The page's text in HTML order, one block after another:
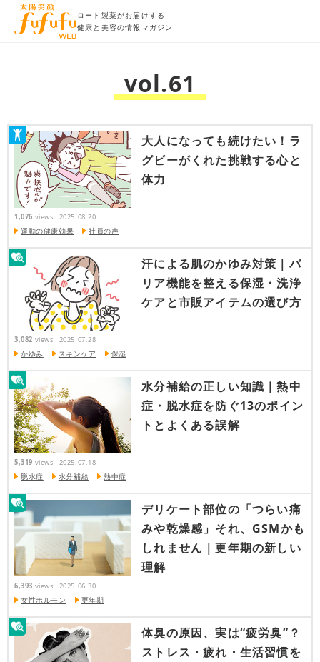
ロート製薬がお届けする
健康と美容の情報マガジン
vol.61
大人になっても続けたい！ラ
グビーがくれた挑戦する心と
体力
1,076 views 2025.08.20
運動の健康効果 社員の声
汗による肌のかゆみ対策｜バ
リア機能を整える保湿・洗浄
ケアと市販アイテムの選び方
3,082 views 2025.07.28
かゆみ スキンケア 保湿
水分補給の正しい知識｜熱中
症・脱水症を防ぐ13のポイン
トとよくある誤解
5,319 views 2025.07.18
脱水症 水分補給 熱中症
デリケート部位の「つらい痛
みや乾燥感」それ、GSMかも
しれません｜更年期の新しい
理解
6,393 views 2025.06.30
女性ホルモン 更年期
体臭の原因、実は“疲労臭”？
ストレス・疲れ・生活習慣を